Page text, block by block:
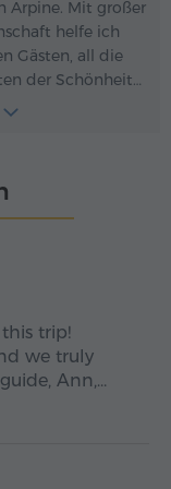
Arpine. Mit großer
helfe ich
Gästen, all die
der Schönheit
zu entdecken,
immer wieder
trip!
we truly
Ann,
us with so
to do